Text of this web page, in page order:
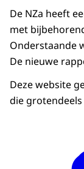
De NZa heeft
met
Onderstaande
De nieuwe
Deze website
die